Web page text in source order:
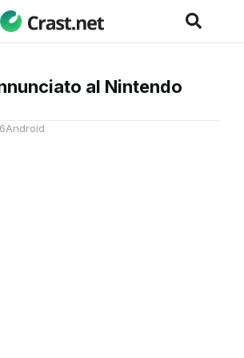
al Nintendo
Android